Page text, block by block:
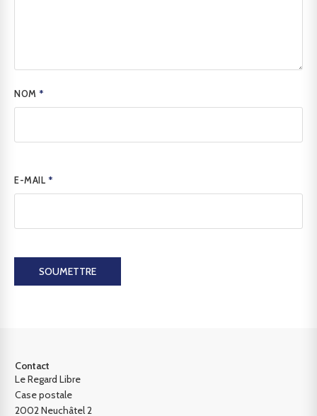
NOM*
E-MAIL *
SOUMETTRE
Contact
Le Regard Libre
Case postale
2002 Neuchâtel 2